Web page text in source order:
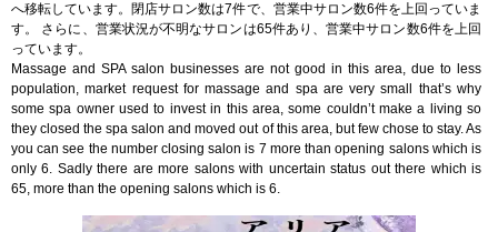
へ移転しています。閉店サロン数は7件で、営業中サロン数6件を上回っていま
す。 さらに、営業状況が不明なサロンは65件あり、営業中サロン数6件を上回
っています。
Massage and SPA salon businesses are not good in this area, due to less
population, market request for massage and spa are very small that’s why
some spa owner used to invest in this area, some couldn’t make a living so
they closed the spa salon and moved out of this area, but few chose to stay. As
you can see the number closing salon is 7 more than opening salons which is
only 6. Sadly there are more salons with uncertain status out there which is
65, more than the opening salons which is 6.